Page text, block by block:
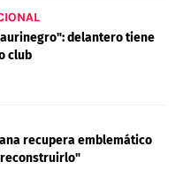
aurinegro": delantero tiene
club
recupera emblemático
reconstruirlo"